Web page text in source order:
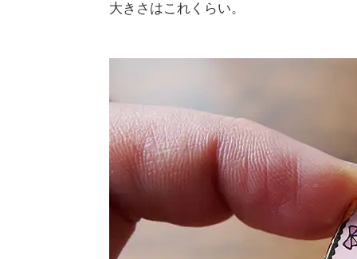
大きさはこれくらい。